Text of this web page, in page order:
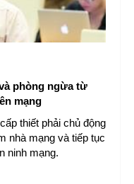
phòng ngừa từ
mạng
thiết phải chủ động
nhà mạng và tiếp tục
ninh mạng.